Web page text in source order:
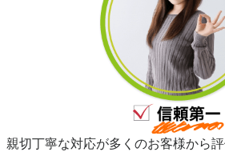
親切丁寧な対応が多くのお客様から